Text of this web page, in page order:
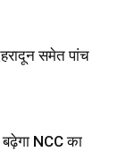
समेत पांच
NCC का